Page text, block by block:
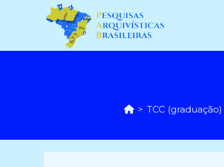
conteúdo
> TCC (graduação)